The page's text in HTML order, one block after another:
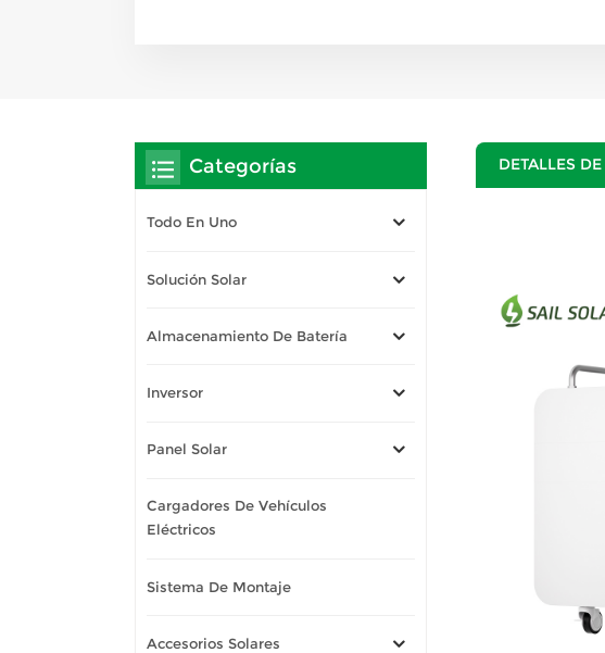
DETALLES
Categorías
Todo En Uno
Solución Solar
Almacenamiento De Batería
Inversor
Panel Solar
Cargadores De Vehículos
Eléctricos
Sistema De Montaje
Accesorios Solares